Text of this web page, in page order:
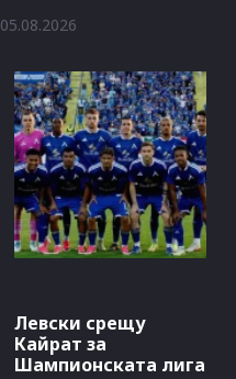
05.08.2026
Левски срещу
Кайрат за
Шампионската лига